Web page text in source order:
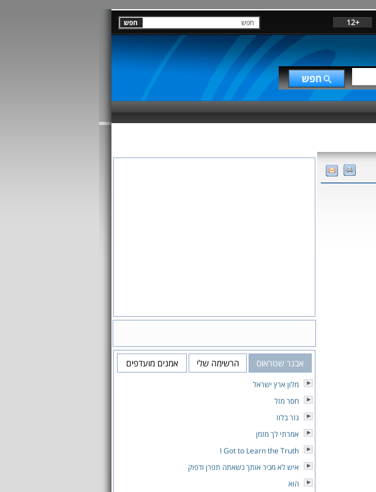
+12
אבנר שטראוס הרשימה שלי אמנים מועדפים
מלון ארץ ישראל
חסר מזל
גזר בלוז
אמרתי לך מזמן
I Got to Learn the Truth
איש לא מכיר אותך כשאתה תפרן ודפוק
הוא